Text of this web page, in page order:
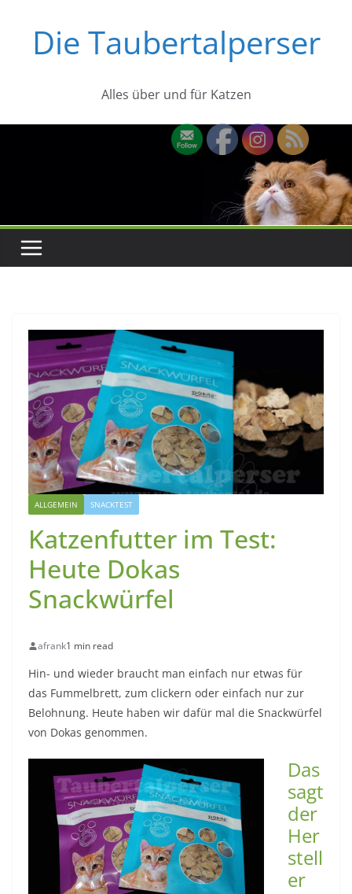
springenDie Taubertalperser
Alles über und für Katzen
ALLGEMEIN SNACKTEST
Katzenfutter im Test:
Heute Dokas
Snackwürfel
afrank1 min read
Hin- und wieder braucht man einfach nur etwas für
das Fummelbrett, zum clickern oder einfach nur zur
Belohnung. Heute haben wir dafür mal die Snackwürfel
von Dokas genommen.
Das
sagt
der
Her
stell
er